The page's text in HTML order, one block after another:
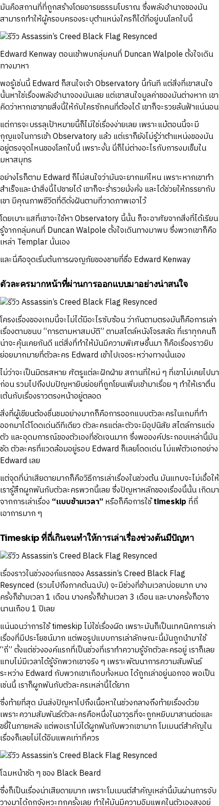
มันคือสถานที่ที่ถูกสร้างโดยอารยธรรมโบราณ ซึ่งพลังอำนาจของมัน
สามารถทำให้ผู้ครอบครองระบุตำแหน่งใครก็ได้ที่อยู่บนโลกใบนี้
Edward Kenway ตอนเข้าพบกลุ่มคนที่ Duncan Walpole ตั้งใจเดิน
ทางมาหา
พอรู้เช่นนี้ Edward ก็สนใจเจ้า Observatory นี้ทันที แต่สิ่งที่เขาสนใจ
นั้นหาใช่เรื่องพลังอำนาจองมันเลย แต่เขาสนใจมูลค่าของมันต่างหาก เขา
คิดว่าหากเขาขายสิ่งนี้ให้กับใครซักคนที่ต้องได้ เขาก็จะรวยล้นฟ้าแน่นอน
แต่การจะบรรลุเป้าหมายนี้ก็ไม่ใช่เรื่องง่ายเลย เพราะแม้ตอนนี้จะมี
กุญแจในการเข้า Observatory แล้ว แต่เราก็ยังไม่รู้ว่าตำแหน่งของมัน
อยู่ตรงจุดไหนของโลกใบนี้ เพราะงั้น นี่ก็ไม่ต่างอะไรกับการงมเข็มใน
มหาสมุทร
อย่างไรก็ตาม Edward ก็ไม่สนใจว่ามันจะยากแค่ไหน เพราะหากเขาทำ
สำเร็จและนำสิ่งนี้ไปขายได้ เขาก็จะร่ำรวยมั่งคั่ง และได้ช่วยให้ภรรยากับ
เขา มีคุณภาพชีวิตที่ดีดั่งฝันตามที่วาดภาพเอาไว้
โดยเบาะแสที่เขาจะใช้หา Observatory นี้นั้น ก็จะอาศัยจากสิ่งที่ได้เรียน
รู้จากกลุ่มคนที่ Duncan Walpole ตั้งใจเดินทางมาพบ ซึ่งพวกเขาก็คือ
เหล่า Templar นั่นเอง
และนี่คือจุดเริ่มต้นการผจญภัยของชายที่ชื่อ Edward Kenway
ตัวละครมากหน้าที่ผ่านการออกแบบมาอย่างน่าสนใจ
โครงเรื่องของเกมนี้จะไม่ได้มีอะไรซับซ้อน ว่ากันตามตรงมันก็คือการเล่า
เรื่องตามขนบ “การตามหาสมบัติ” ตามสไตล์หนังโจรสลัด ที่เราทุกคนก็
น่าจะคุ้นเคยกันดี แต่สิ่งที่ทำให้มันมีความพิเศษขึ้นมา ก็คือเรื่องราวยิบ
ย่อยมากมายที่ตัวละคร Edward เข้าไปเจอระหว่างทางนั่นเอง
ไม่ว่าจะเป็นมิตรสหาย ศัตรูแต่ละฝักฝ่าย สถานที่ใหม่ ๆ ที่เขาไม่เคยไปมา
ก่อน รวมไปถึงปมปัญหายิบย่อยที่ถูกโยนเพิ่มเข้ามาเรื่อย ๆ ทำให้เราตื่น
เต้นกับเรื่องราวตรงหน้าอยู่ตลอด
สิ่งที่ผู้เขียนต้องชื่นชมอย่างมากก็คือการออกแบบตัวละครในเกมที่ทำ
ออกมาได้โดดเด่นดีทีเดียว ตัวละครแต่ละตัวจะมีอุปนิสัย สไตล์การแต่ง
ตัว และอุดมการณ์ของตัวเองที่ชัดเจนมาก ซึ่งพอองค์ประกอบเหล่านี้มัน
ชัด ตัวละครที่แวดล้อมอยู่รอบ Edward ก็เลยโดดเด่น ไม่แพ้ตัวเอกอย่าง
Edward เลย
แต่จุดที่น่าเสียดายมากก็คือวิธีการเล่าเรื่องในช่วงต้น มันแทบจะไม่เอื้อให้
เรารู้สึกผูกพันกับตัวละครพวกนี้เลย ซึ่งปัญหาหลักของเรื่องนี้นั้น เกิดมา
จากการเล่าเรื่อง “แบบข้ามเวลา”หรือก็คือการใช้timeskip ที่ถี่
เอาการมาก ๆ
Timeskip ที่ถี่เกินจนทำให้การเล่าเรื่องช่วงต้นมีปัญหา
เรื่องราวในช่วงองก์แรกของ Assassin’s Creed Black Flag
Resynced (รวมไปถึงภาคต้นฉบับ) จะมีช่วงที่ข้ามเวลาบ่อยมาก บาง
ครั้งก็ข้ามเวลา 1 เดือน บางครั้งก็ข้ามเวลา 3 เดือน และบางครั้งก็อาจ
นานเกือบ 1 ปีเลย
แน่นอนว่าการใช้ timeskip ไม่ใช่เรื่องผิด เพราะมันก็เป็นเทคนิคการเล่า
เรื่องที่มีประโยชน์มาก แต่พอรูปแบบการเล่าลักษณะนี้มันถูกนำมาใช้
“ถี่” ตั้งแต่ช่วงองค์แรกที่เป็นช่วงที่เราทำความรู้จักตัวละครอยู่ เราก็เลย
แทบไม่มีเวลาได้รู้จักพวกเขาจริง ๆ เพราะพัฒนาการความสัมพันธ์
ระหว่าง Edward กับพวกเขาเกือบทั้งหมด ได้ถูกเล่าอยู่นอกจอ พอเป็น
เช่นนี้ เราก็ผูกพันกับตัวละครเหล่านี้ได้ยาก
ซึ่งท้ายที่สุด มันส่งปัญหาไปถึงเนื้อหาในช่วงกลางถึงท้ายเรื่องด้วย
เพราะความสัมพันธ์ตัวละครคือหนึ่งในอาวุธที่จะถูกหยิบมาสานต่อและ
ขยี้ในภายหลัง แต่พอเราไม่ได้ผูกพันกับพวกเขามาก โมเมนต์สำคัญใน
เรื่องก็เลยไม่ได้อิมแพคเท่าที่ควร
โฉมหน้าชัด ๆ ของ Black Beard
ซึ่งก็เป็นเรื่องน่าเสียดายมาก เพราะโมเมนต์สำคัญเหล่านี้มันผ่านการจับ
วางมาได้ถูกจังหวะทุกครั้งเลย ทำให้มันมีความอิมแพคในตัวเองสูงอยู่